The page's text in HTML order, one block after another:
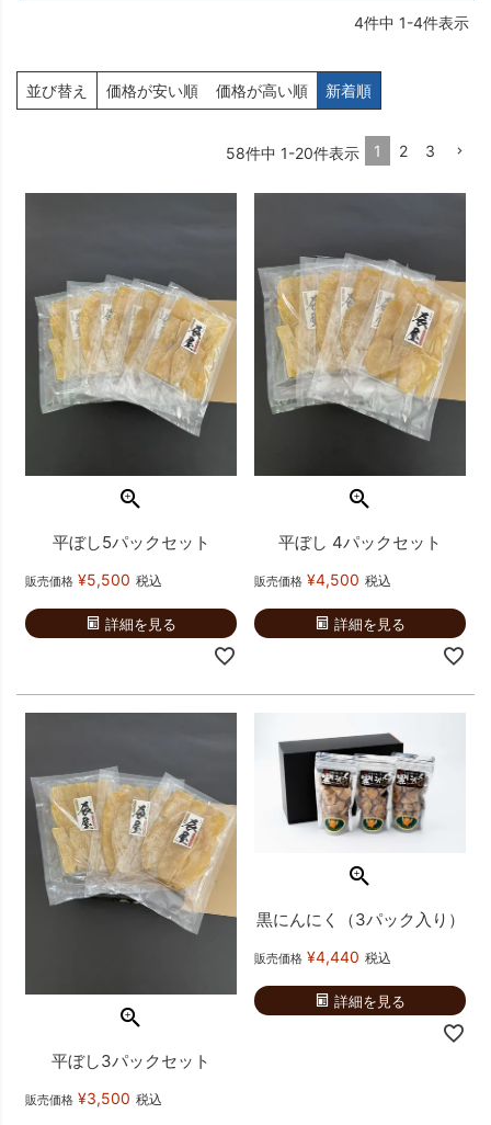
4件中 1-4件表示
並び替え 価格が安い順 価格が高い順 新着順
58件中 1-20件表示 1 2 3
平ぼし5パックセット
販売価格 ¥5,500 税込
詳細を見る
平ぼし 4パックセット
販売価格 ¥4,500 税込
詳細を見る
平ぼし3パックセット
販売価格 ¥3,500 税込
黒にんにく（3パック入り）
販売価格 ¥4,440 税込
詳細を見る